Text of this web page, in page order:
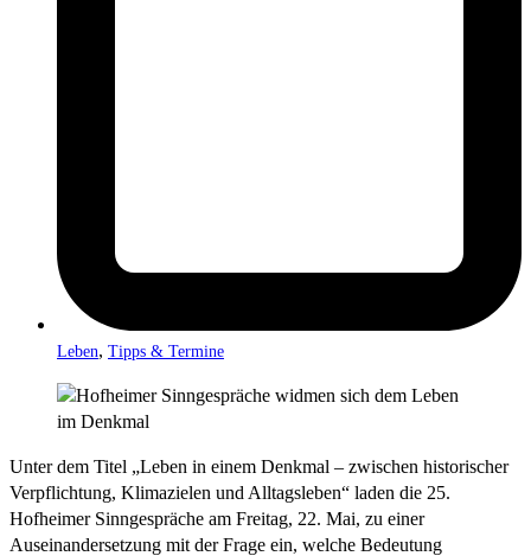
Leben, Tipps & Termine
Unter dem Titel „Leben in einem Denkmal – zwischen historischer
Verpflichtung, Klimazielen und Alltagsleben“ laden die 25.
Hofheimer Sinngespräche am Freitag, 22. Mai, zu einer
Auseinandersetzung mit der Frage ein, welche Bedeutung